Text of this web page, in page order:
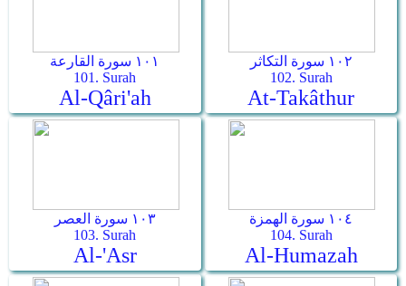
١٠١ سورة القارعة
101. Surah
Al-Qâri'ah
١٠٢ سورة التكاثر
102. Surah
At-Takâthur
١٠٣ سورة العصر
103. Surah
Al-'Asr
١٠٤ سورة الهمزة
104. Surah
Al-Humazah